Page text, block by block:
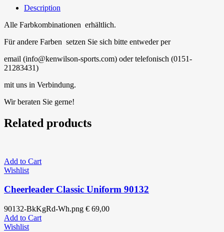
Description
Alle Farbkombinationen erhältlich.
Für andere Farben setzen Sie sich bitte entweder per
email (info@kenwilson-sports.com) oder telefonisch (0151-
21283431)
mit uns in Verbindung.
Wir beraten Sie gerne!
Related products
Add to Cart
Wishlist
Cheerleader Classic Uniform 90132
90132-BkKgRd-Wh.png € 69,00
Add to Cart
Wishlist